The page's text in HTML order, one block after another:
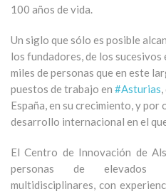
100 años de vida.
Un siglo que sólo es posible
los fundadores, de los
miles de personas que en este
puestos de trabajo en #Asturias
España, en su crecimiento, y por
desarrollo internacional en el
El Centro de Innovación de
personas de elevados
multidisciplinares, con